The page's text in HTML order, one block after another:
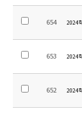
654 2024
653 2024
652 2024